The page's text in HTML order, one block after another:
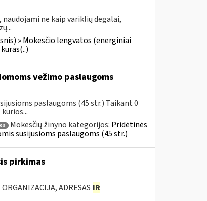
ne kaip variklių degalai,
» Mokesčio lengvatos (energiniai
vežimo paslaugoms
paslaugoms (45 str.) Taikant 0
Mokesčių žinyno kategorijos: Pridėtinės
susijusioms paslaugoms (45 str.)
pirkimas
ADRESAS IR